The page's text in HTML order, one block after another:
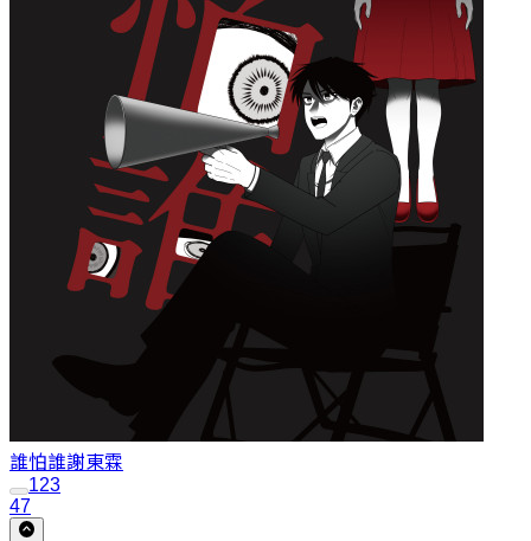
誰怕誰謝東霖
123
47